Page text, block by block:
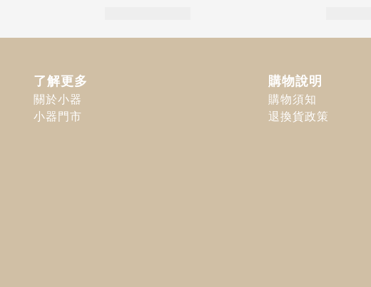
了解更多
關於小器
小器門市
購物說明
購物須知
退換貨政策